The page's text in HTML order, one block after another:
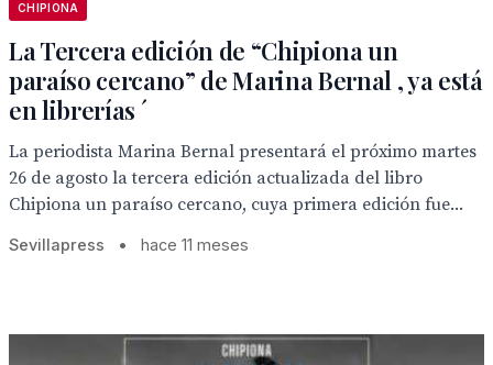
CHIPIONA
La Tercera edición de “Chipiona un
paraíso cercano” de Marina Bernal , ya está
en librerías ´
La periodista Marina Bernal presentará el próximo martes
26 de agosto la tercera edición actualizada del libro
Chipiona un paraíso cercano, cuya primera edición fue...
Sevillapress • hace 11 meses